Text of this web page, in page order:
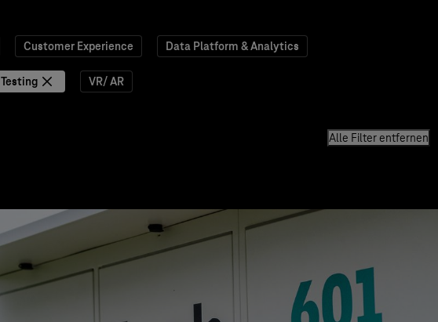
Customer Experience Data Platform & Analytics
Testing VR/ AR
Alle Filter entfernen